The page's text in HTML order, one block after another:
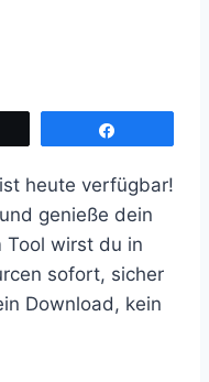
heute verfügbar!
und genieße dein
Tool wirst du in
sofort, sicher
Download, kein